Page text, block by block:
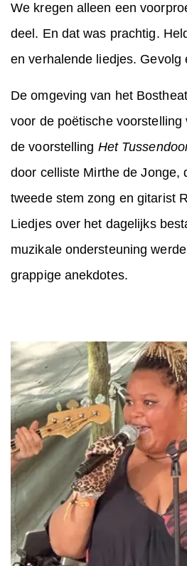
We kregen alleen een
deel. En dat was prachtig.
en verhalende liedjes. Gevolg
De omgeving van het
voor de poëtische voorstelling
de voorstelling Het
door celliste Mirthe de Jonge,
tweede stem zong en gitarist
Liedjes over het dagelijks
muzikale ondersteuning
grappige anekdotes.